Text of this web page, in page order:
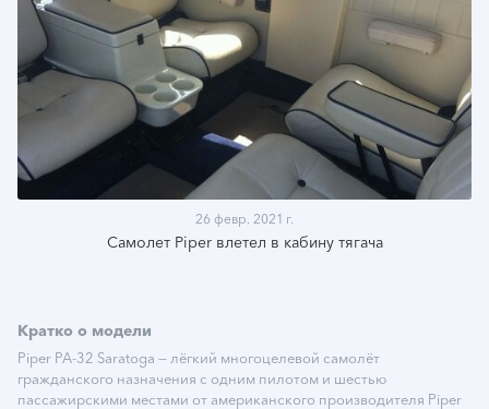
26 февр. 2021 г.
Самолет Piper влетел в кабину тягача
Кратко о модели
Piper PA-32 Saratoga — лёгкий многоцелевой самолёт
гражданского назначения с одним пилотом и шестью
пассажирскими местами от американского производителя Piper